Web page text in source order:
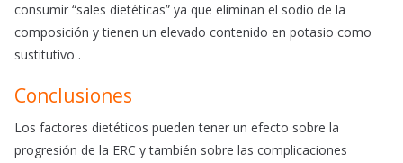
consumir “sales dietéticas” ya que eliminan el sodio de la
composición y tienen un elevado contenido en potasio como
sustitutivo .
Conclusiones
Los factores dietéticos pueden tener un efecto sobre la
progresión de la ERC y también sobre las complicaciones